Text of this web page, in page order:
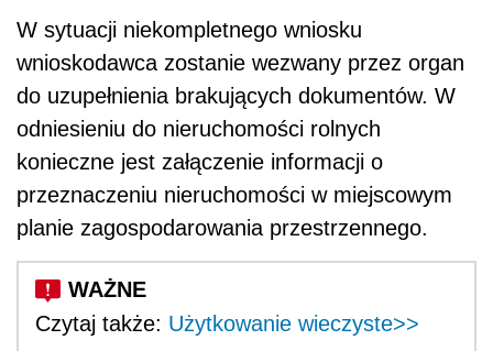
W sytuacji niekompletnego wniosku
wnioskodawca zostanie wezwany przez organ
do uzupełnienia brakujących dokumentów. W
odniesieniu do nieruchomości rolnych
konieczne jest załączenie informacji o
przeznaczeniu nieruchomości w miejscowym
planie zagospodarowania przestrzennego.
Czytaj także: Użytkowanie wieczyste>>